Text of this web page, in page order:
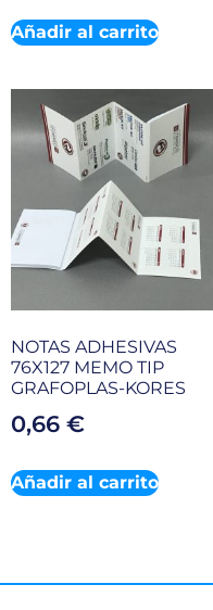
Añadir al carrito
NOTAS ADHESIVAS
76X127 MEMO TIP
GRAFOPLAS-KORES
0,66 €
Añadir al carrito